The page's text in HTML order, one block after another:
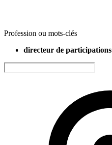
Profession ou mots-clés
directeur de participations